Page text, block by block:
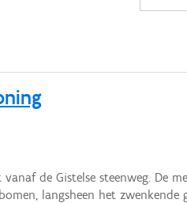
de Gistelse steenweg. De
langsheen het zwenkende